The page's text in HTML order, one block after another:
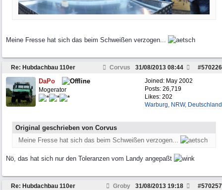
Meine Fresse hat sich das beim Schweißen verzogen...
Re: Hubdachbau 110er Corvus #570226
31/08/2013 08:44
Joined: May 2002
Posts: 26,719
Likes: 202
Warburg, NRW, Deutschland
DaPo
Mogerator
Original geschrieben von Corvus
Meine Fresse hat sich das beim Schweißen verzogen...
Nö, das hat sich nur den Toleranzen vom Landy angepaßt
Re: Hubdachbau 110er Groby #570257
31/08/2013 19:18